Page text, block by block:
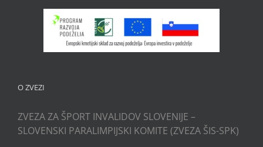
O ZVEZI
ZVEZA ZA ŠPORT INVALIDOV SLOVENIJE –
SLOVENSKI PARALIMPIJSKI KOMITE (ZVEZA ŠIS-SPK)